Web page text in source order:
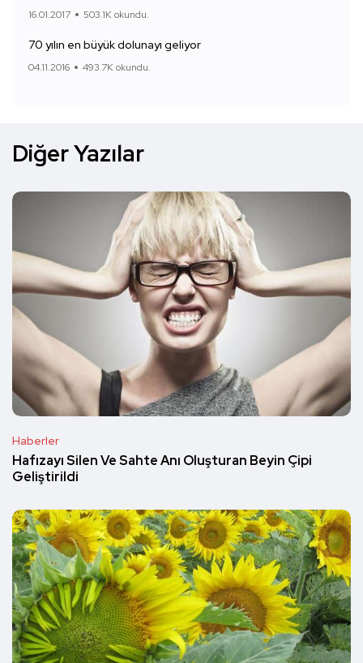
16.01.2017 503.1K okundu.
70 yılın en büyük dolunayı geliyor
04.11.2016 493.7K okundu.
Diğer Yazılar
Haberler
Hafızayı Silen Ve Sahte Anı Oluşturan Beyin Çipi
Geliştirildi